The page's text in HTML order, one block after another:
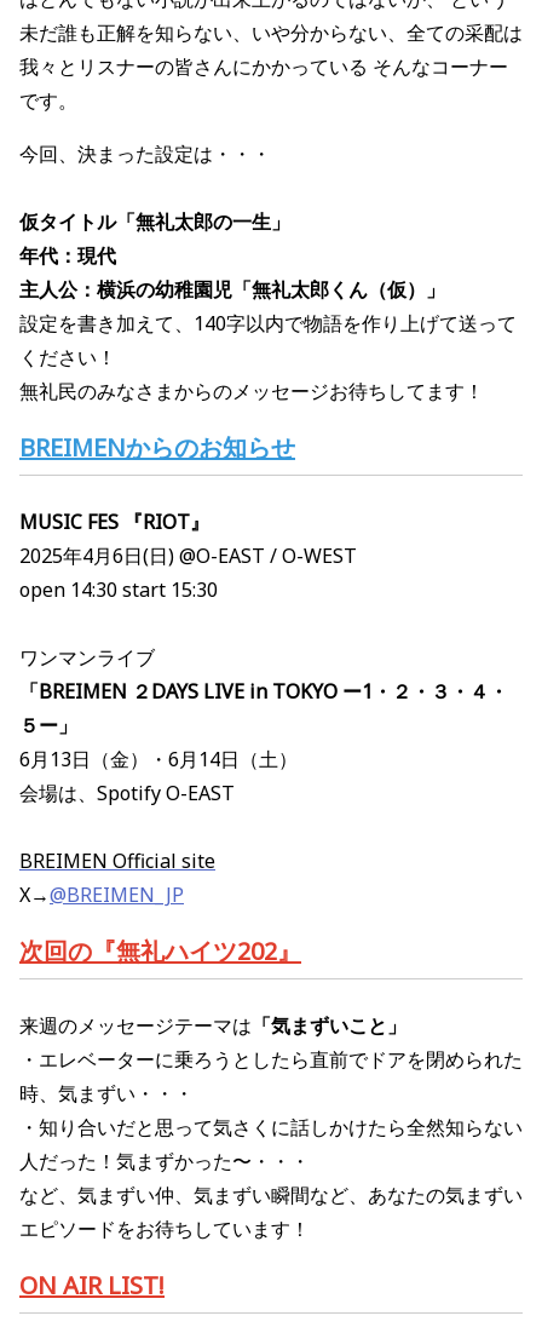
未だ誰も正解を知らない、いや分からない、全ての采配は
我々とリスナーの皆さんにかかっている そんなコーナー
です。
今回、決まった設定は・・・
仮タイトル「無礼太郎の一生」
年代：現代
主人公：横浜の幼稚園児「無礼太郎くん（仮）」
設定を書き加えて、140字以内で物語を作り上げて送って
ください！
無礼民のみなさまからのメッセージお待ちしてます！
BREIMENからのお知らせ
MUSIC FES 『RIOT』
2025年4月6日(日) @O-EAST / O-WEST
open 14:30 start 15:30
ワンマンライブ
「BREIMEN ２DAYS LIVE in TOKYO ー1・２・３・４・
５ー」
6月13日（金）・6月14日（土）
会場は、Spotify O-EAST
BREIMEN Official site
X→@BREIMEN_JP
次回の『無礼ハイツ202』
来週のメッセージテーマは 「気まずいこと」
・エレベーターに乗ろうとしたら直前でドアを閉められた
時、気まずい・・・
・知り合いだと思って気さくに話しかけたら全然知らない
人だった！気まずかった〜・・・
など、 気まずい仲、気まずい瞬間など、あなたの気まずい
エピソードをお待ちしています！
ON AIR LIST!